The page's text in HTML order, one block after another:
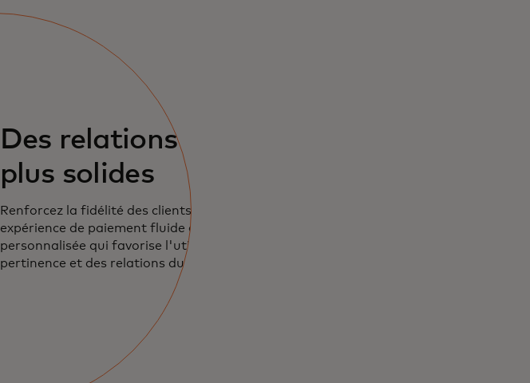
Des relations clients
plus solides
Renforcez la fidélité des clients grâce à une
expérience de paiement fluide et
personnalisée qui favorise l'utilisation, la
pertinence et des relations durables.